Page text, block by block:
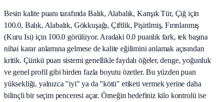
Besin kalite puanı tarafında Balık, Alabalık, Karışık Tür, Çiğ için
100.0, Balık, Alabalık, Gökkuşağı, Çiftlik, Pişirilmiş, Fırınlanmış
(Kuru Isı) için 100.0 görülüyor. Aradaki 0.0 puanlık fark, tek başına
nihai karar anlamına gelmese de kalite eğilimini anlamak açısından
kritik. Çünkü puan sistemi genellikle faydalı öğeler, denge, yoğunluk
ve genel profil gibi birden fazla boyutu özetler. Bu yüzden puan
yüksekliği, yalnızca "iyi" ya da "kötü" etiketi vermek yerine daha
bilinçli bir seçim penceresi açar. Örneğin hedefiniz kilo kontrolü ise